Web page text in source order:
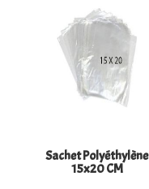
Sachet Polyéthylène
15x20 CM